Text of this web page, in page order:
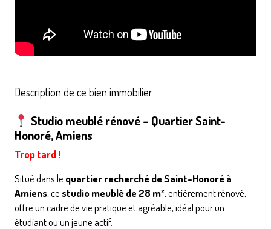
Description de ce bien immobilier
Studio meublé rénové – Quartier Saint-
Honoré, Amiens
Trop tard !
Situé dans le quartier recherché de Saint-Honoré à
Amiens, cestudio meublé de 28 m², entièrement rénové,
offre un cadre de vie pratique et agréable, idéal pour un
étudiant ou un jeune actif.